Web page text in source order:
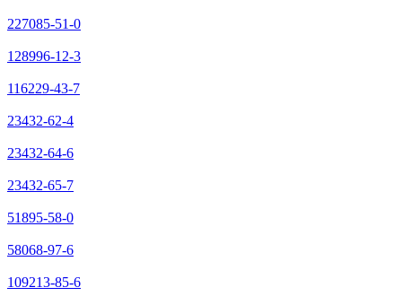
227085-51-0
128996-12-3
116229-43-7
23432-62-4
23432-64-6
23432-65-7
51895-58-0
58068-97-6
109213-85-6